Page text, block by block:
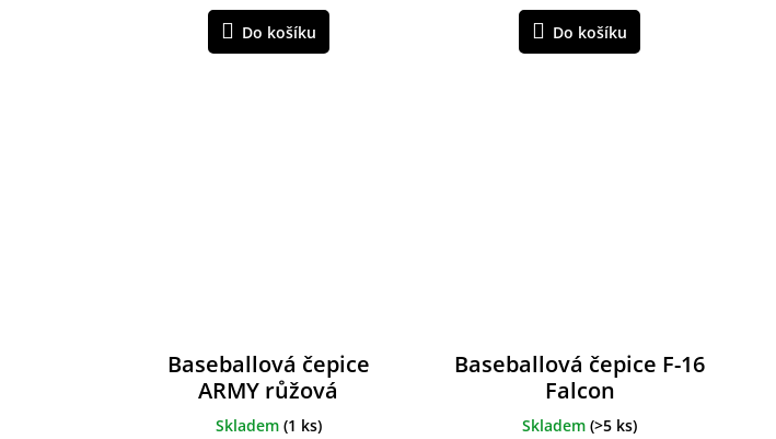
Do košíku Do košíku
Baseballová čepice
ARMY růžová
Skladem (1 ks)
Baseballová čepice F-16
Falcon
Skladem(>5 ks)